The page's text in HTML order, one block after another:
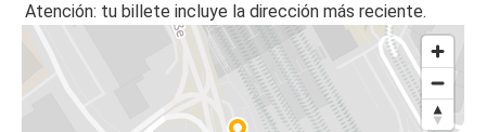
Atención: tu billete incluye la dirección más reciente.